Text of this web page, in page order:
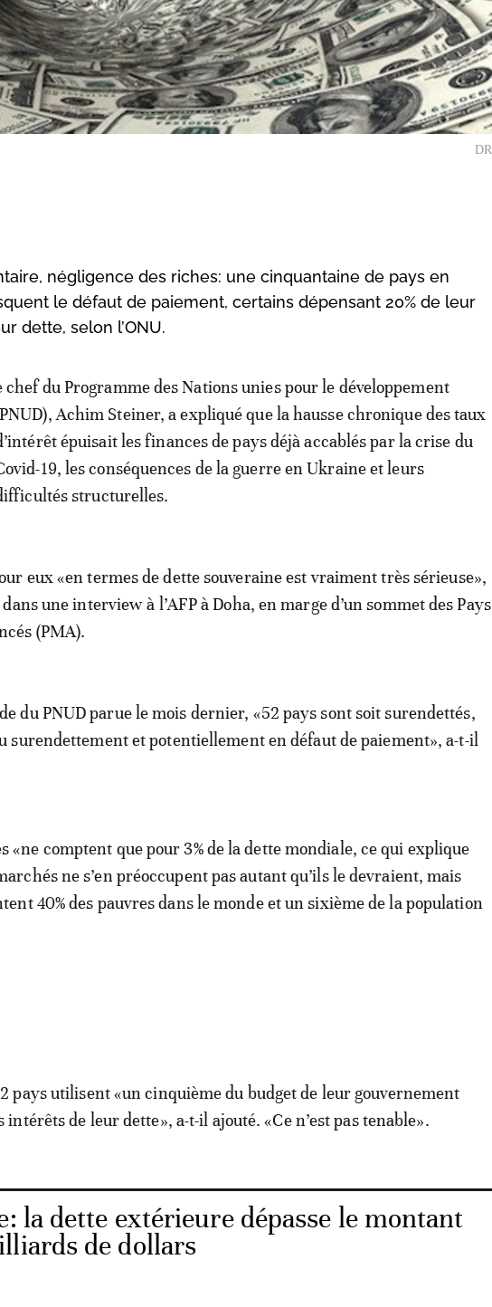
DR
négligence des riches: une cinquantaine de pays en
le défaut de paiement, certains dépensant 20% de leur
dette, selon l’ONU.
chef du Programme des Nations unies pour le développement
Achim Steiner, a expliqué que la hausse chronique des taux
épuisait les finances de pays déjà accablés par la crise du
19, les conséquences de la guerre en Ukraine et leurs
structurelles.
eux «en termes de dette souveraine est vraiment très sérieuse»,
une interview à l’AFP à Doha, en marge d’un sommet des Pays
(PMA).
du PNUD parue le mois dernier, «52 pays sont soit surendettés,
surendettement et potentiellement en défaut de paiement», a-t-il
«ne comptent que pour 3% de la dette mondiale, ce qui explique
ne s’en préoccupent pas autant qu’ils le devraient, mais
40% des pauvres dans le monde et un sixième de la population
pays utilisent «un cinquième du budget de leur gouvernement
intérêts de leur dette», a-t-il ajouté. «Ce n’est pas tenable».
la dette extérieure dépasse le montant
de dollars